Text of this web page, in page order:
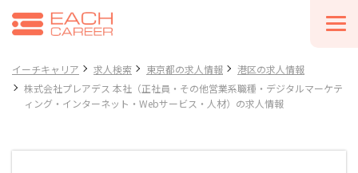
イーチキャリア 求人検索 東京都の求人情報
港区の求人情報
株式会社プレアデス 本社（正社員・その他営業系職種・デジタルマーケテ
ィング・インターネット・Webサービス・人材）の求人情報